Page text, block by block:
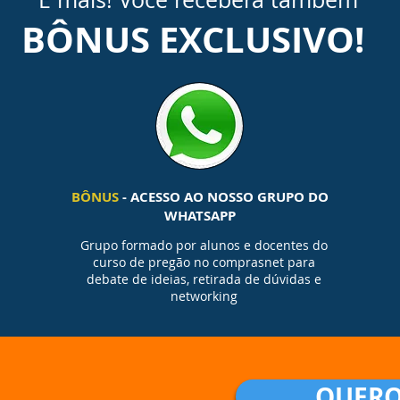
BÔNUS EXCLUSIVO!
BÔNUS- ACESSO AO NOSSO GRUPO DO
WHATSAPP
Grupo formado por alunos e docentes do
curso de pregão no comprasnet para
debate de ideias, retirada de dúvidas e
networking